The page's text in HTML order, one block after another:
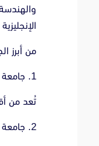
من أبرز
1. جامعة بوليتكنيكا في بوخارست (University Politehnica of Bucharest)
تُعد من
2. جامعة بابيش بولياي في كلوج نابوكا (Babeș-Bolyai University)